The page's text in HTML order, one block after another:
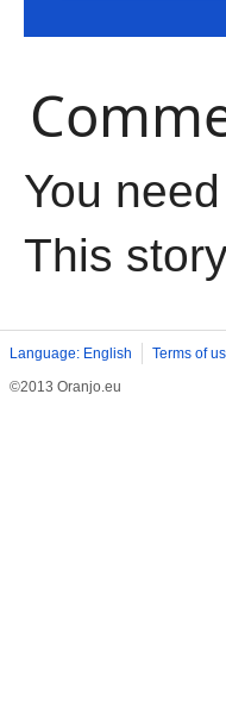
You
This
Language: English Terms of
©2013 Oranjo.eu